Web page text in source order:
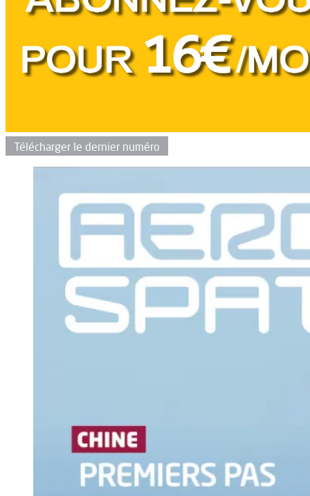
Télécharger le dernier numéro